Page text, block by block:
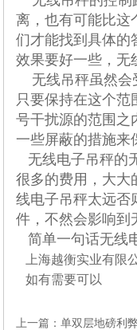
离，也有可能比这
们才能找到具体的
效果要好一些，无
无线吊秤虽然会
只要保持在这个
号干扰源的范围之
一些屏蔽的措施来
无线电子吊秤的
很多的费用，大大
线电子吊秤太远否
件，不然会影响到
简单一句话无线
上海越衡实业有限
如有需要可以
上一篇： 单双层地磅利